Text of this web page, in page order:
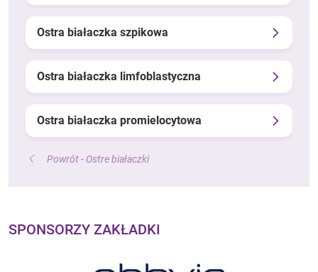
Ostra białaczka szpikowa
Ostra białaczka limfoblastyczna
Ostra białaczka promielocytowa
Powrót - Ostre białaczki
SPONSORZY ZAKŁADKI